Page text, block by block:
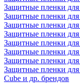
Защитные пленки
Защитные пленки
Защитные пленки
Защитные пленки
Защитные пленки
Защитные пленки
Защитные пленки
Защитные пленки
Cube и др. брендов